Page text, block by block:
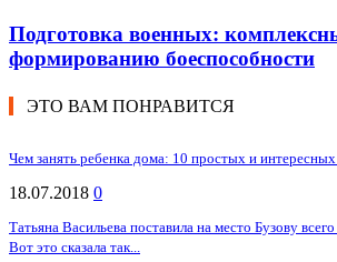
Подготовка военных:
формированию боеспособности
ЭТО ВАМ ПОНРАВИТСЯ
Чем занять ребенка дома: 10 простых и интересных
18.07.2018 0
Татьяна Васильева поставила на место Бузову
Вот это сказала так...